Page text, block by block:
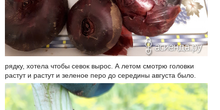
рядку, хотела чтобы севок вырос. А летом смотрю головки
растут и растут и зеленое перо до середины августа было.